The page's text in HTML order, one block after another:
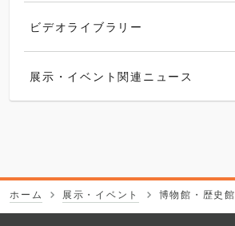
ビデオライブラリー
展示・イベント関連ニュース
ホーム 展示・イベント 博物館・歴史館